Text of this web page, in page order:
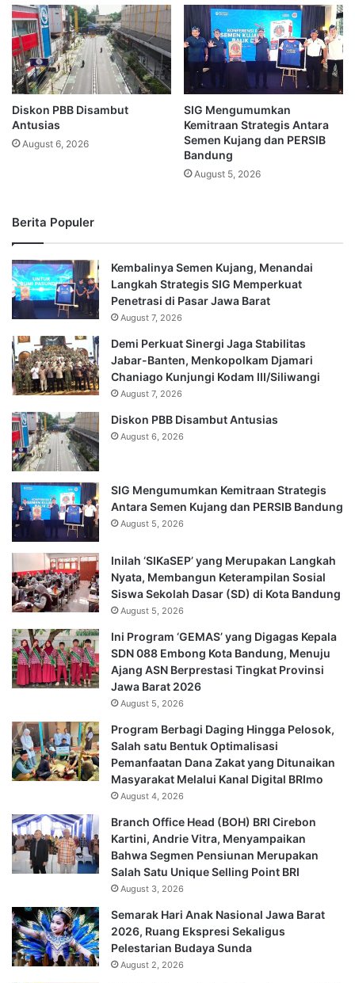
Diskon PBB Disambut
Antusias
August 6, 2026
SIG Mengumumkan
Kemitraan Strategis Antara
Semen Kujang dan PERSIB
Bandung
August 5, 2026
Berita Populer
Kembalinya Semen Kujang, Menandai
Langkah Strategis SIG Memperkuat
Penetrasi di Pasar Jawa Barat
August 7, 2026
Demi Perkuat Sinergi Jaga Stabilitas
Jabar-Banten, Menkopolkam Djamari
Chaniago Kunjungi Kodam III/Siliwangi
August 7, 2026
Diskon PBB Disambut Antusias
August 6, 2026
SIG Mengumumkan Kemitraan Strategis
Antara Semen Kujang dan PERSIB Bandung
August 5, 2026
Inilah ‘SIKaSEP’ yang Merupakan Langkah
Nyata, Membangun Keterampilan Sosial
Siswa Sekolah Dasar (SD) di Kota Bandung
August 5, 2026
Ini Program ‘GEMAS’ yang Digagas Kepala
SDN 088 Embong Kota Bandung, Menuju
Ajang ASN Berprestasi Tingkat Provinsi
Jawa Barat 2026
August 5, 2026
Program Berbagi Daging Hingga Pelosok,
Salah satu Bentuk Optimalisasi
Pemanfaatan Dana Zakat yang Ditunaikan
Masyarakat Melalui Kanal Digital BRImo
August 4, 2026
Branch Office Head (BOH) BRI Cirebon
Kartini, Andrie Vitra, Menyampaikan
Bahwa Segmen Pensiunan Merupakan
Salah Satu Unique Selling Point BRI
August 3, 2026
Semarak Hari Anak Nasional Jawa Barat
2026, Ruang Ekspresi Sekaligus
Pelestarian Budaya Sunda
August 2, 2026